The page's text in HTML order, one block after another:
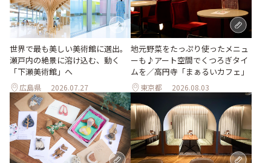
世界で最も美しい美術館に選出。
瀬戸内の絶景に溶け込む、動く
「下瀬美術館」へ
広島県 2026.07.27
地元野菜をたっぷり使ったメニュ
ーも♪アート空間でくつろぎタイ
ムを／高円寺「まぁるいカフェ」
東京都 2026.08.03